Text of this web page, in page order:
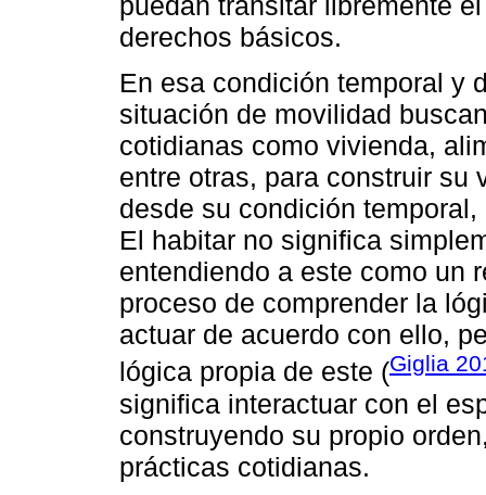
derechos básicos.
En esa condición temporal y
situación de movilidad
cotidianas como vivienda,
entre otras, para construir su
desde su condición
El habitar no significa
entendiendo a este como un
proceso de comprender la
actuar de acuerdo con ello,
lógica propia de este (Giglia
significa interactuar con el
construyendo su propio
prácticas cotidianas.